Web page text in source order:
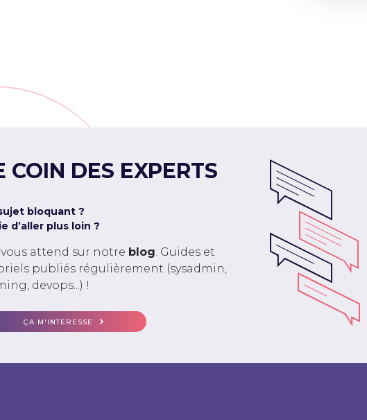
COIN DES EXPERTS
bloquant ?
d’aller plus loin ?
attend sur notre blog. Guides et
publiés régulièrement (sysadmin,
devops...) !
ÇA M'INTERESSE